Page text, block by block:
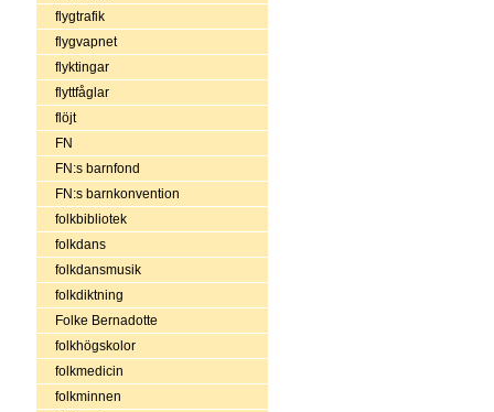
flygtrafik
flygvapnet
flyktingar
flyttfåglar
flöjt
FN
FN:s barnfond
FN:s barnkonvention
folkbibliotek
folkdans
folkdansmusik
folkdiktning
Folke Bernadotte
folkhögskolor
folkmedicin
folkminnen